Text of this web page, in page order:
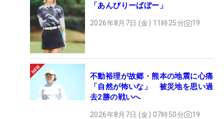
「あんびりーばぼー」
2026年8月7日 (金) 11時25分 19
不動裕理が故郷・熊本の地震に心痛
「自然が怖いな」 被災地を思い過
去2勝の戦いへ
2026年8月7日 (金) 07時50分 19